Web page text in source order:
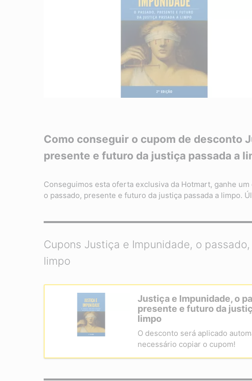
Como conseguir o cupom de desconto
presente e futuro da justiça passada a
Conseguimos esta oferta exclusiva da Hotmart, ganhe
o passado, presente e futuro da justiça passada a limpo.
Cupons Justiça e Impunidade, o
limpo
Justiça e Impunidade, o
presente e futuro da
limpo
O desconto será aplicado
necessário copiar o cupom!